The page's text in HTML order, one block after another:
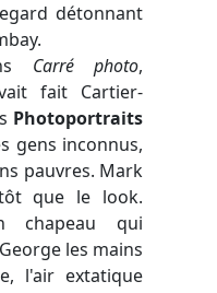
détonnant
Carré photo,
fait Cartier-
Photoportraits
gens inconnus,
pauvres. Mark
que le look.
chapeau qui
les mains
l'air extatique